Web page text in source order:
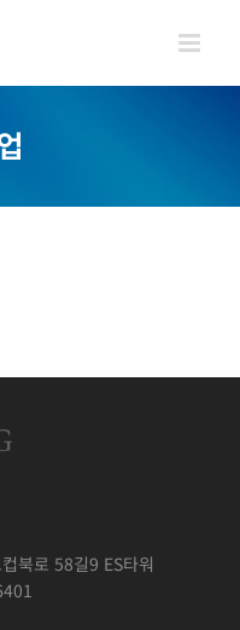
북로 58길9 ES타워